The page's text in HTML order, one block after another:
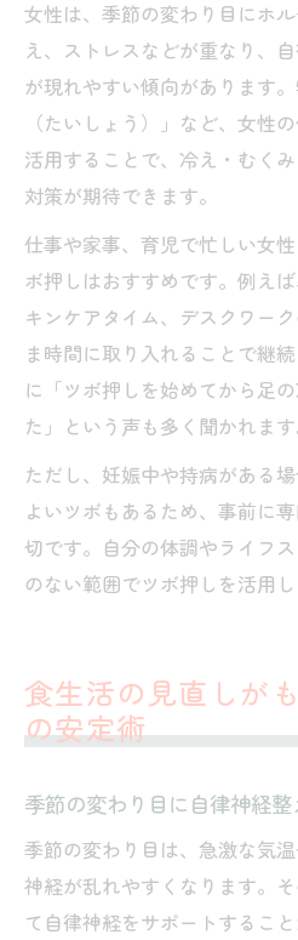
女性は、季節の変わり目にホ
え、ストレスなどが重なり、
が現れやすい傾向があります
（たいしょう）」など、女性
活用することで、冷え・むく
対策が期待できます。
仕事や家事、育児で忙しい女
ボ押しはおすすめです。例え
キンケアタイム、デスクワー
ま時間に取り入れることで継
に「ツボ押しを始めてから足
た」という声も多く聞かれます
ただし、妊娠中や持病がある
よいツボもあるため、事前に
切です。自分の体調やライフ
のない範囲でツボ押しを活用し
食生活の見直しが
の安定術
季節の変わり目に自律神経
季節の変わり目は、急激な気
神経が乱れやすくなります。
て自律神経をサポートするこ